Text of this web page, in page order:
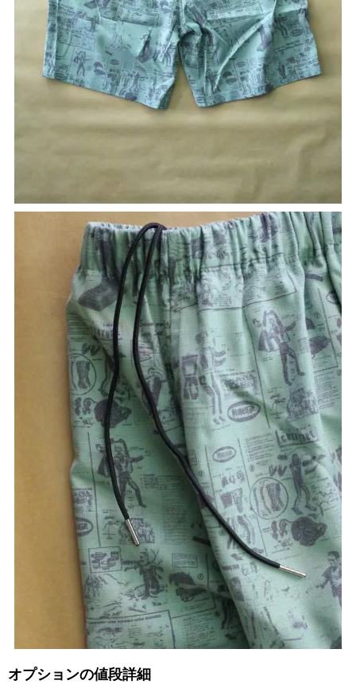
オプションの値段詳細